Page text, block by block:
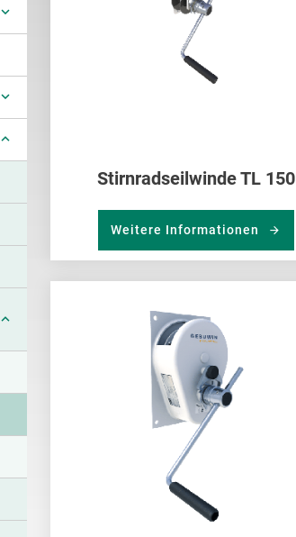
Stirnradseilwinde TL 150
Weitere Informationen
ANZEIGEN
UNTERKATEGORIEN
UNTERKATEGORIEN
ANZEIGEN
UNTERKATEGORIEN
UNTERKATEGORIEN